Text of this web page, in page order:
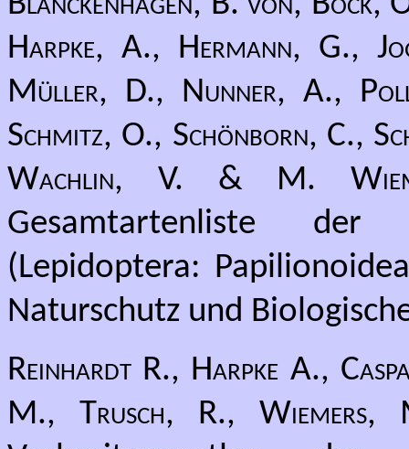
Harpke, A., Hermann, G.,
Müller, D., Nunner, A.,
Schmitz, O., Schönborn, C.,
Wachlin, V. & M.
Gesamtartenliste
(Lepidoptera:
Naturschutz und
Reinhardt R., Harpke A.,
M., Trusch, R.,